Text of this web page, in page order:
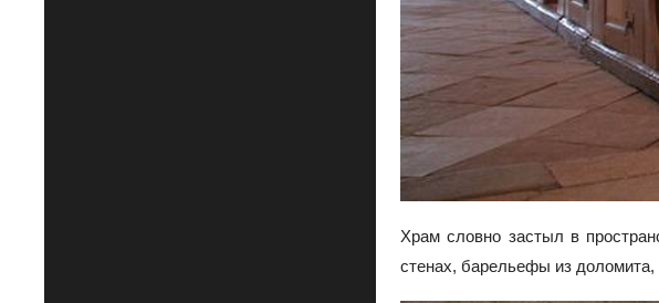
Храм словно застыл в
стенах, барельефы из